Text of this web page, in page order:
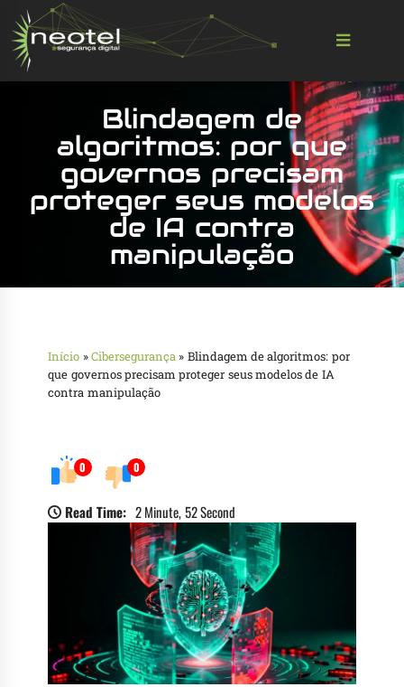
Blindagem de
algoritmos: por que
governos precisam
proteger seus modelos
de IA contra
manipulação
Início »Cibersegurança » Blindagem de algoritmos: por
que governos precisam proteger seus modelos de IA
contra manipulação
0 0
Read Time: 2 Minute, 52 Second